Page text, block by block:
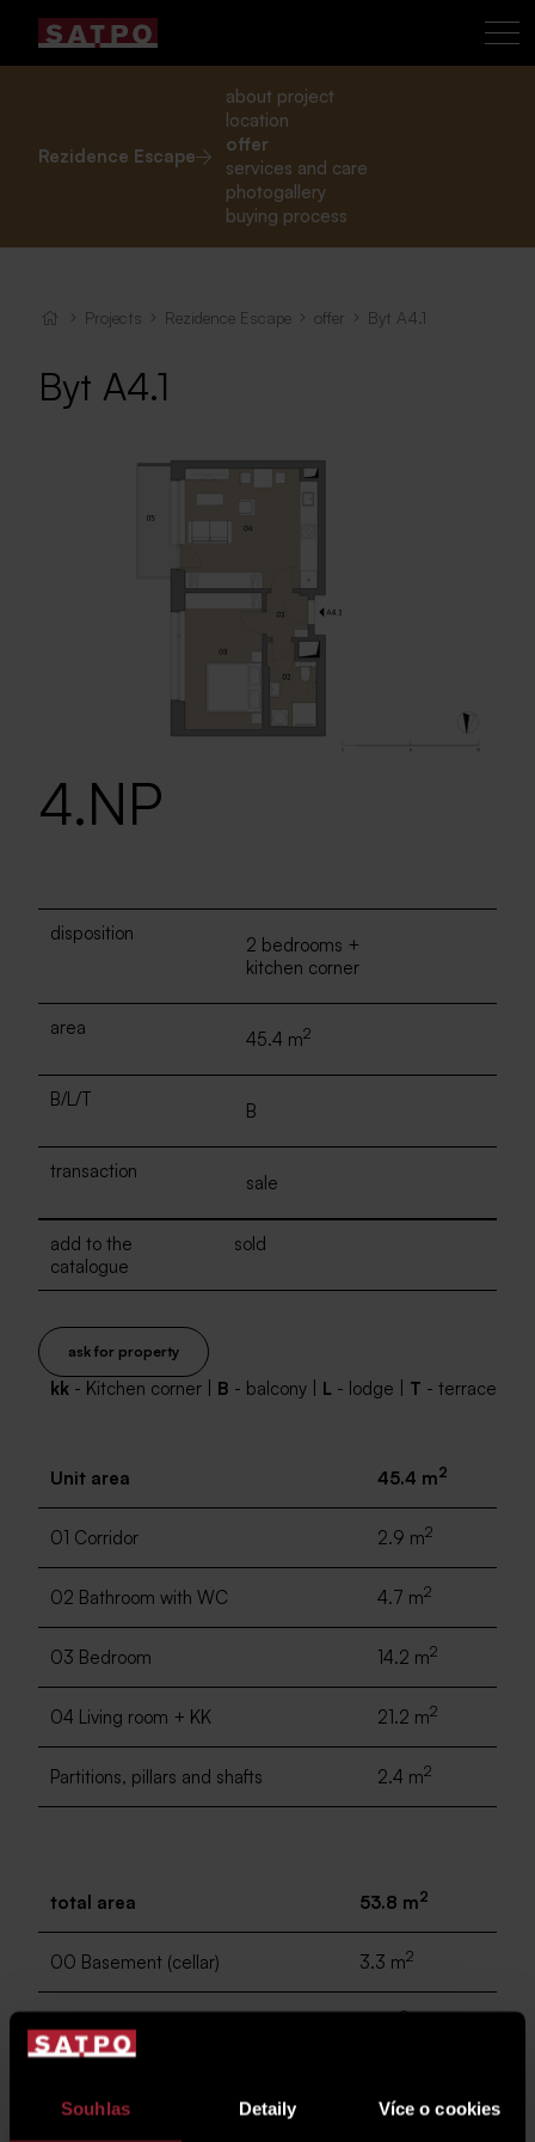
Souhlas Detaily Více o cookies
Rezidence Escape
about project
location
offer
services and care
photogallery
buying process
Projects Rezidence Escape offer Byt A4.1
Byt A4.1
4.NP
disposition
2 bedrooms +
kitchen corner
area
45.4 m2
B/L/T
B
transaction
sale
add to the
catalogue
sold
ask for property
kk - Kitchen corner | B - balcony | L - lodge | T - terrace
Unit area 45.4 m2
01 Corridor 2.9 m2
02 Bathroom with WC 4.7 m2
03 Bedroom 14.2 m2
04 Living room + KK 21.2 m2
Partitions, pillars and shafts 2.4 m2
total area 53.8 m2
00 Basement (cellar) 3.3 m2
2